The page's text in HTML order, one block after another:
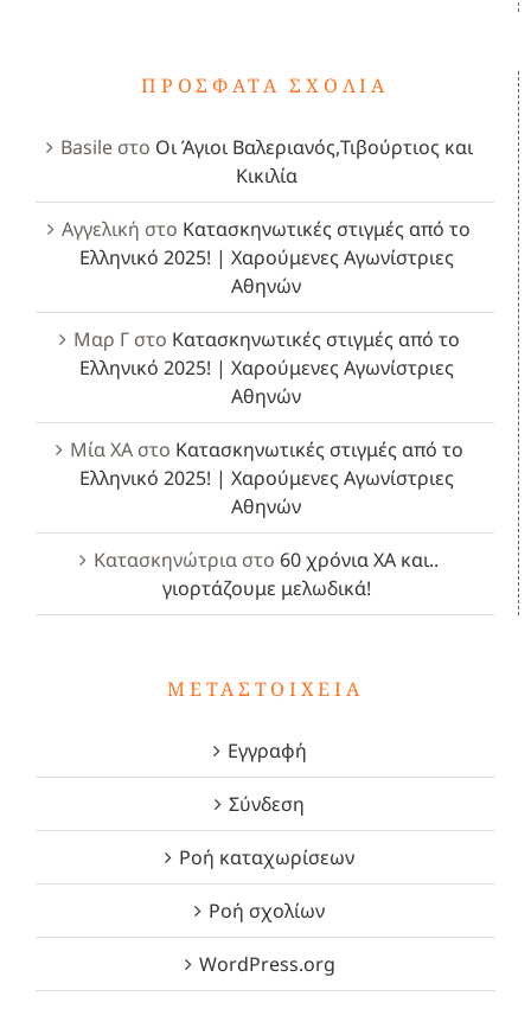
ΠΡΌΣΦΑΤΑ ΣΧΌΛΙΑ
Basileστο Οι Άγιοι Βαλεριανός,Τιβούρτιος και
Κικιλία
Αγγελική στο Κατασκηνωτικές στιγμές από το
Ελληνικό 2025! | Χαρούμενες Αγωνίστριες
Αθηνών
Μαρ Γστο Κατασκηνωτικές στιγμές από το
Ελληνικό 2025! | Χαρούμενες Αγωνίστριες
Αθηνών
Μία ΧΑστο Κατασκηνωτικές στιγμές από το
Ελληνικό 2025! | Χαρούμενες Αγωνίστριες
Αθηνών
Κατασκηνώτρια στο 60 χρόνια ΧΑ και..
γιορτάζουμε μελωδικά!
ΜΕΤΑΣΤΟΙΧΕΊΑ
Εγγραφή
Σύνδεση
Ροή καταχωρίσεων
Ροή σχολίων
WordPress.org